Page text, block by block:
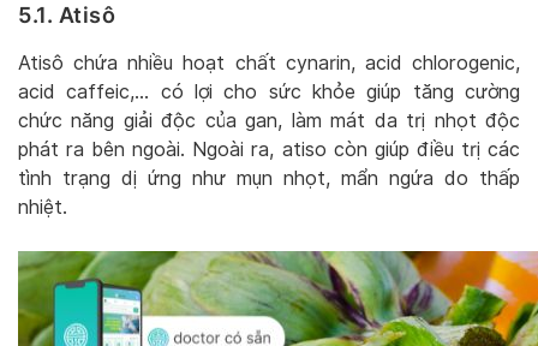
5.1. Atisô
Atisô chứa nhiều hoạt chất cynarin, acid chlorogenic,
acid caffeic,… có lợi cho sức khỏe giúp tăng cường
chức năng giải độc của gan, làm mát da trị nhọt độc
phát ra bên ngoài. Ngoài ra, atiso còn giúp điều trị các
tình trạng dị ứng như mụn nhọt, mẩn ngứa do thấp
nhiệt.